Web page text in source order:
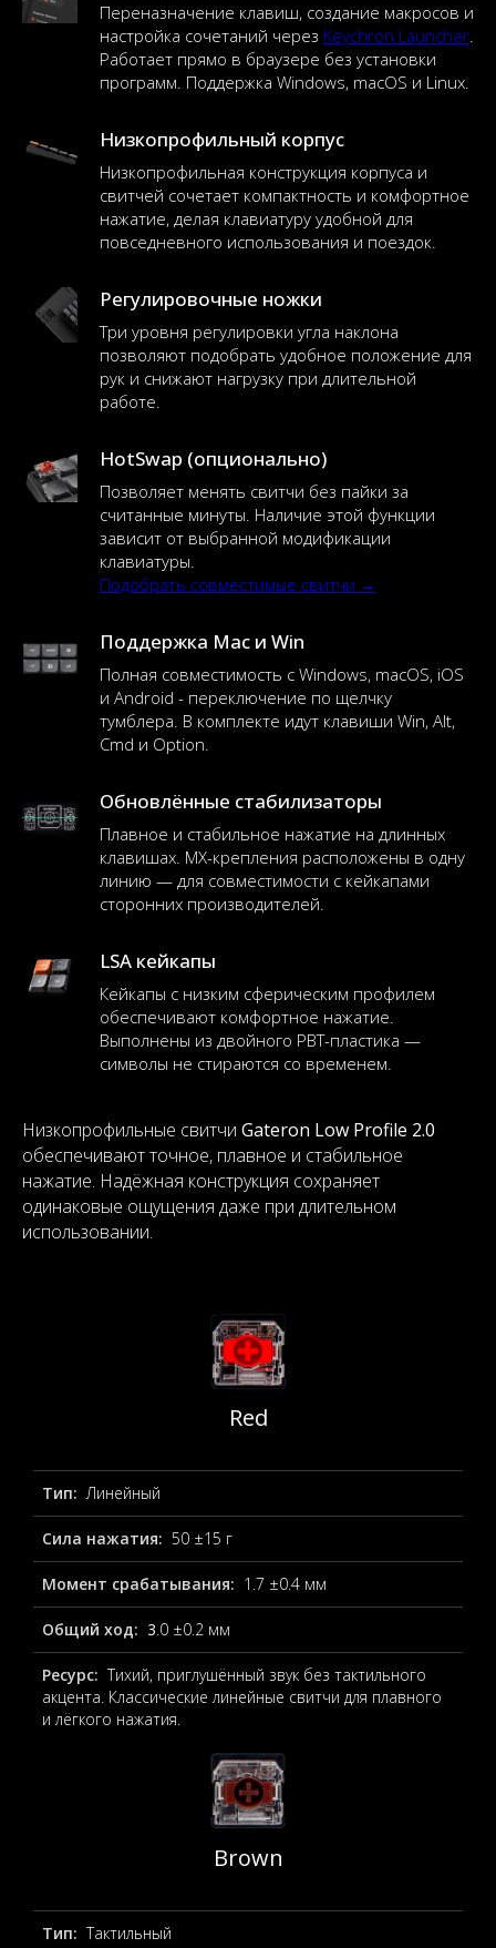
Переназначение клавиш, создание макросов и
настройка сочетаний через Keychron Launcher.
Работает прямо в браузере без установки
программ. Поддержка Windows, macOS и Linux.
Низкопрофильный корпус
Низкопрофильная конструкция корпуса и
свитчей сочетает компактность и комфортное
нажатие, делая клавиатуру удобной для
повседневного использования и поездок.
Регулировочные ножки
Три уровня регулировки угла наклона
позволяют подобрать удобное положение для
рук и снижают нагрузку при длительной
работе.
HotSwap (опционально)
Позволяет менять свитчи без пайки за
считанные минуты. Наличие этой функции
зависит от выбранной модификации
клавиатуры.
Подобрать совместимые свитчи →
Поддержка Mac и Win
Полная совместимость с Windows, macOS, iOS
и Android - переключение по щелчку
тумблера. В комплекте идут клавиши Win, Alt,
Cmd и Option.
Обновлённые стабилизаторы
Плавное и стабильное нажатие на длинных
клавишах. MX-крепления расположены в одну
линию — для совместимости с кейкапами
сторонних производителей.
LSA кейкапы
Кейкапы с низким сферическим профилем
обеспечивают комфортное нажатие.
Выполнены из двойного PBT-пластика —
символы не стираются со временем.
Низкопрофильные свитчи Gateron Low Profile 2.0
обеспечивают точное, плавное и стабильное
нажатие. Надёжная конструкция сохраняет
одинаковые ощущения даже при длительном
использовании.
Red
Тип: Линейный
Сила нажатия: 50 ±15 г
Момент срабатывания: 1.7 ±0.4 мм
Общий ход: 3.0 ±0.2 мм
Ресурс: Тихий, приглушённый звук без тактильного
акцента. Классические линейные свитчи для плавного
и лёгкого нажатия.
Brown
Тип: Тактильный